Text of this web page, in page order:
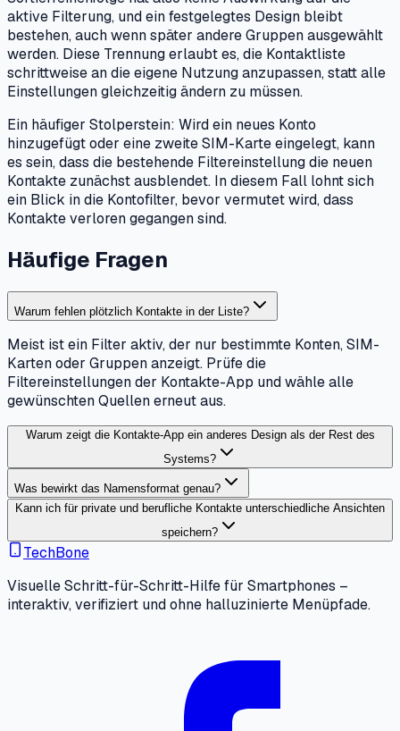
aktive Filterung, und ein festgelegtes Design bleibt
bestehen, auch wenn später andere Gruppen ausgewählt
werden. Diese Trennung erlaubt es, die Kontaktliste
schrittweise an die eigene Nutzung anzupassen, statt alle
Einstellungen gleichzeitig ändern zu müssen.
Ein häufiger Stolperstein: Wird ein neues Konto
hinzugefügt oder eine zweite SIM-Karte eingelegt, kann
es sein, dass die bestehende Filtereinstellung die neuen
Kontakte zunächst ausblendet. In diesem Fall lohnt sich
ein Blick in die Kontofilter, bevor vermutet wird, dass
Kontakte verloren gegangen sind.
Häufige Fragen
Warum fehlen plötzlich Kontakte in der Liste?
Meist ist ein Filter aktiv, der nur bestimmte Konten, SIM-
Karten oder Gruppen anzeigt. Prüfe die
Filtereinstellungen der Kontakte-App und wähle alle
gewünschten Quellen erneut aus.
Warum zeigt die Kontakte-App ein anderes Design als der Rest des
Systems?
Was bewirkt das Namensformat genau?
Kann ich für private und berufliche Kontakte unterschiedliche Ansichten
speichern?
TechBone
Visuelle Schritt-für-Schritt-Hilfe für Smartphones –
interaktiv, verifiziert und ohne halluzinierte Menüpfade.